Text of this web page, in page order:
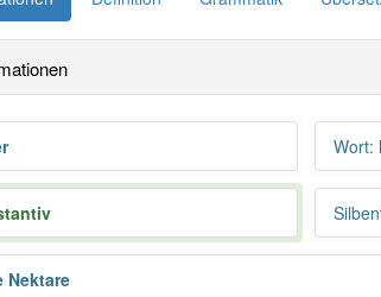
Wort:
Nektare